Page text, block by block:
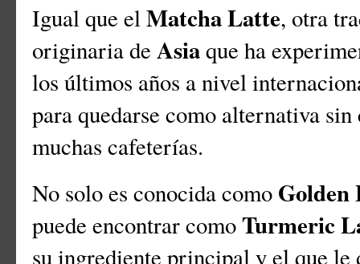
Igual que elMatcha Latte, otra
originaria de Asiaque ha
los últimos años a nivel
para quedarse como alternativa
muchas cafeterías.
No solo es conocida como Golden
puede encontrar comoTurmeric
su ingrediente principal y el que le